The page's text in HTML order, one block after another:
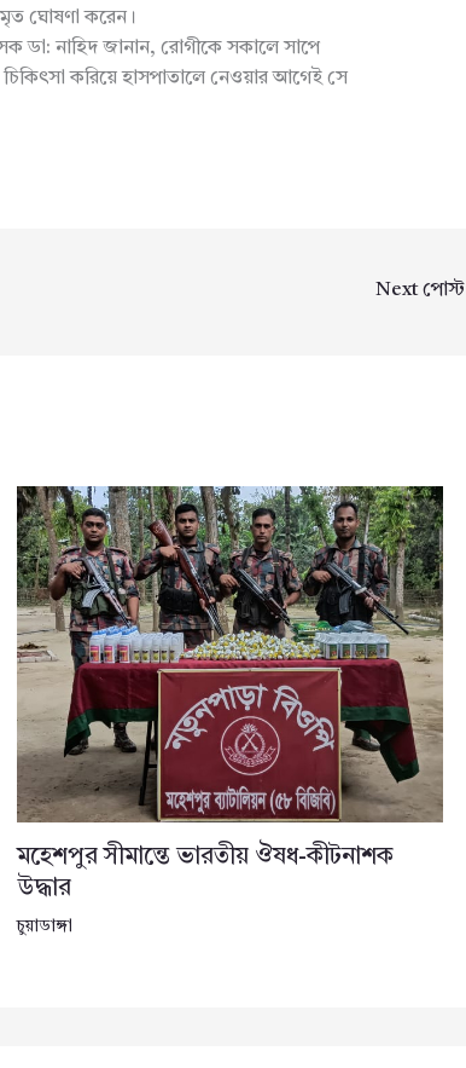
ঘোষণা করেন।
ডা: নাহিদ জানান, রোগীকে সকালে সাপে
চিকিৎসা করিয়ে হাসপাতালে নেওয়ার আগেই সে
Next পোস্ট
মহেশপুর সীমান্তে ভারতীয় ঔষধ-কীটনাশক
উদ্ধার
চুয়াডাঙ্গা